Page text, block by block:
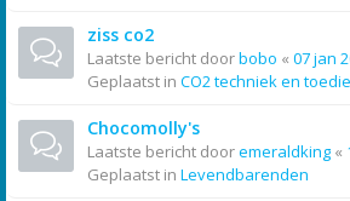
ziss co2
Laatste bericht doorbobo « 07 jan
Geplaatst in CO2 techniek en
Chocomolly's
Laatste bericht dooremeraldking «
Geplaatst in Levendbarenden